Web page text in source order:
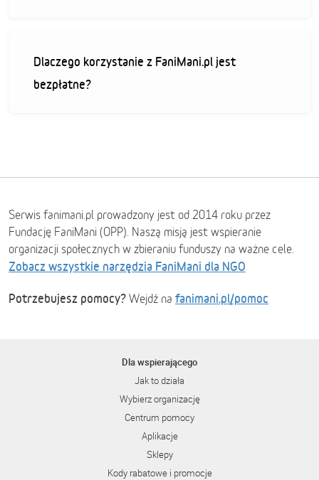
Dlaczego korzystanie z FaniMani.pl jest
bezpłatne?
Serwis fanimani.pl prowadzony jest od 2014 roku przez
Fundację FaniMani (OPP). Naszą misją jest wspieranie
organizacji społecznych w zbieraniu funduszy na ważne cele.
Zobacz wszystkie narzędzia FaniMani dla NGO
Potrzebujesz pomocy? Wejdź na fanimani.pl/pomoc
Dla wspierającego
Jak to działa
Wybierz organizację
Centrum pomocy
Aplikacje
Sklepy
Kody rabatowe i promocje